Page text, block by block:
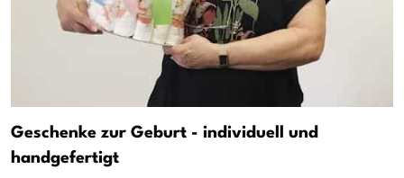
Geschenke zur Geburt - individuell und
handgefertigt